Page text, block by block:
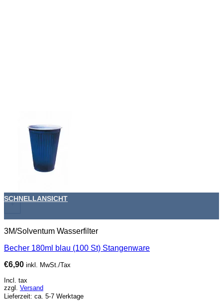
+
SCHNELLANSICHT
3M/Solventum Wasserfilter
Becher 180ml blau (100 St) Stangenware
€6,90 inkl. MwSt./Tax
Incl. tax
zzgl. Versand
Lieferzeit: ca. 5-7 Werktage